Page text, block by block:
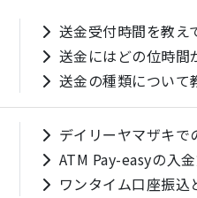
送金受付時間を教え
送金にはどの位時間
送金の種類について
デイリーヤマザキで
ATM Pay-easyの入
ワンタイム口座振込